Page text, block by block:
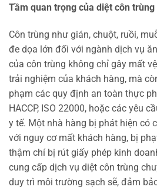
Tầm quan trọng của diệt côn
Côn trùng như gián, chuột, ruồi,
đe dọa lớn đối với ngành dịch vụ
của côn trùng không chỉ gây mất
trải nghiệm của khách hàng, mà
phạm các quy định an toàn thực
HACCP, ISO 22000, hoặc các yêu
y tế. Một nhà hàng bị phát hiện có
với nguy cơ mất khách hàng, bị
thậm chí bị rút giấy phép kinh
cung cấp dịch vụ diệt côn trùng
duy trì môi trường sạch sẽ, đảm